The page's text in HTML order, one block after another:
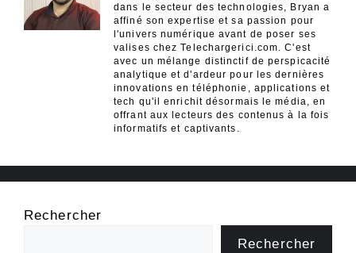
dans le secteur des technologies, Bryan a
affiné son expertise et sa passion pour
l'univers numérique avant de poser ses
valises chez Telechargerici.com. C'est
avec un mélange distinctif de perspicacité
analytique et d'ardeur pour les dernières
innovations en téléphonie, applications et
tech qu'il enrichit désormais le média, en
offrant aux lecteurs des contenus à la fois
informatifs et captivants.
Rechercher
Rechercher